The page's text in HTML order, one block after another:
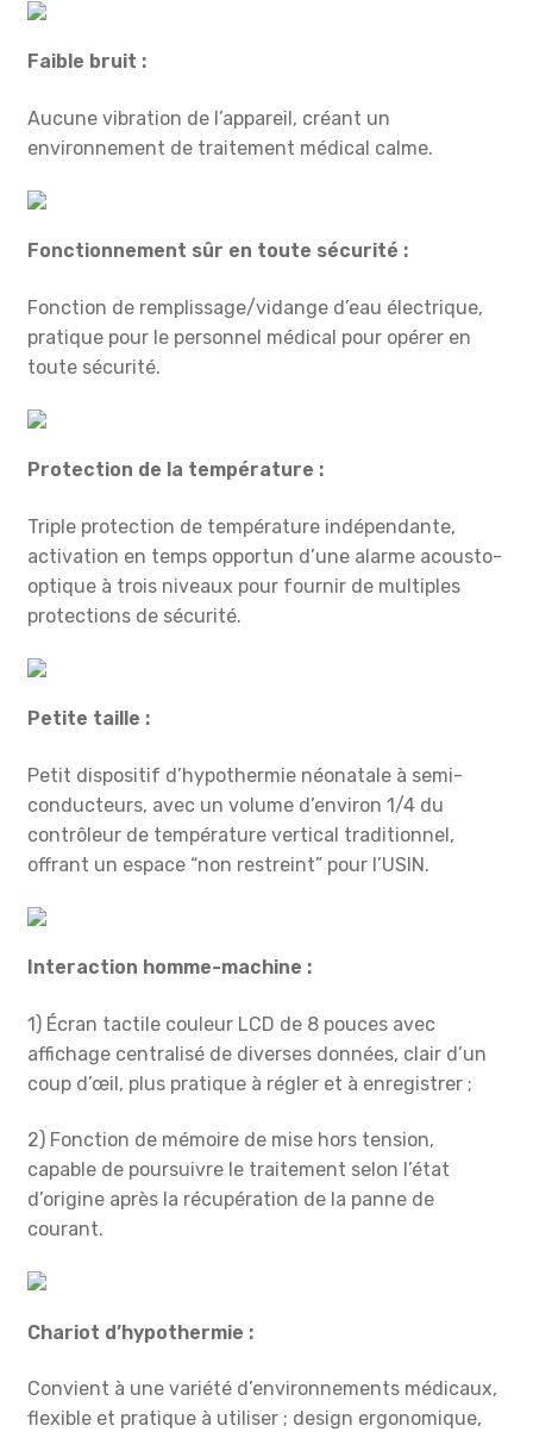
Faible bruit :
Aucune vibration de l’appareil, créant un
environnement de traitement médical calme.
Fonctionnement sûr en toute sécurité :
Fonction de remplissage/vidange d’eau électrique,
pratique pour le personnel médical pour opérer en
toute sécurité.
Protection de la température :
Triple protection de température indépendante,
activation en temps opportun d’une alarme acousto-
optique à trois niveaux pour fournir de multiples
protections de sécurité.
Petite taille :
Petit dispositif d’hypothermie néonatale à semi-
conducteurs, avec un volume d’environ 1/4 du
contrôleur de température vertical traditionnel,
offrant un espace “non restreint” pour l’USIN.
Interaction homme-machine :
1) Écran tactile couleur LCD de 8 pouces avec
affichage centralisé de diverses données, clair d’un
coup d’œil, plus pratique à régler et à enregistrer ;
2) Fonction de mémoire de mise hors tension,
capable de poursuivre le traitement selon l’état
d’origine après la récupération de la panne de
courant.
Chariot d’hypothermie :
Convient à une variété d’environnements médicaux,
flexible et pratique à utiliser ; design ergonomique,